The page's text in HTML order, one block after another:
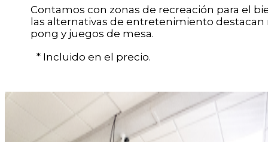
Contamos con zonas de recreación para el
las alternativas de entretenimiento destacan
pong y juegos de mesa.
* Incluido en el precio.